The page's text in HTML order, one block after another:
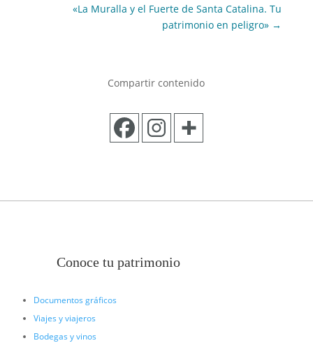
«La Muralla y el Fuerte de Santa Catalina. Tu
patrimonio en peligro» →
Compartir contenido
Conoce tu patrimonio
Documentos gráficos
Viajes y viajeros
Bodegas y vinos